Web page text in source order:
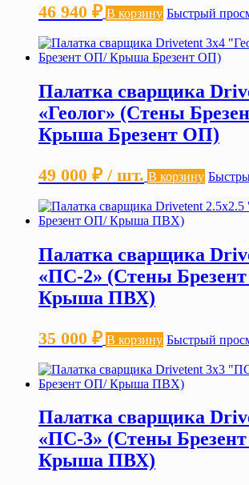
46 940 ₽ В корзину Быстрый
Палатка сварщика
«Геолог» (Стены
Крыша Брезент ОП)
49 000 ₽ / шт. В корзину
Палатка сварщика
«ПС-2» (Стены
Крыша ПВХ)
35 000 ₽ В корзину Быстрый
Палатка сварщика
«ПС-3» (Стены
Крыша ПВХ)